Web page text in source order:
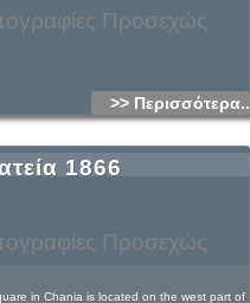
Προσεχώς
>> Περισσότερα...
Προσεχώς
1866
in Chania is located on the west part of